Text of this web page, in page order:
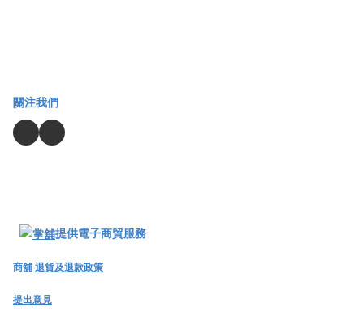
關注我們
提供電子商貿服務
商舖退貨及退款政策
提出意見